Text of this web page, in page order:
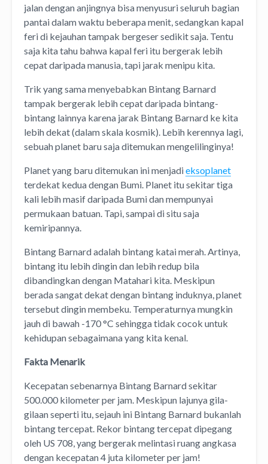
jalan dengan anjingnya bisa menyusuri seluruh bagian
pantai dalam waktu beberapa menit, sedangkan kapal
feri di kejauhan tampak bergeser sedikit saja. Tentu
saja kita tahu bahwa kapal feri itu bergerak lebih
cepat daripada manusia, tapi jarak menipu kita.
Trik yang sama menyebabkan Bintang Barnard
tampak bergerak lebih cepat daripada bintang-
bintang lainnya karena jarak Bintang Barnard ke kita
lebih dekat (dalam skala kosmik). Lebih kerennya lagi,
sebuah planet baru saja ditemukan mengelilinginya!
Planet yang baru ditemukan ini menjadieksoplanet
terdekat kedua dengan Bumi. Planet itu sekitar tiga
kali lebih masif daripada Bumi dan mempunyai
permukaan batuan. Tapi, sampai di situ saja
kemiripannya.
Bintang Barnard adalah bintang katai merah. Artinya,
bintang itu lebih dingin dan lebih redup bila
dibandingkan dengan Matahari kita. Meskipun
berada sangat dekat dengan bintang induknya, planet
tersebut dingin membeku. Temperaturnya mungkin
jauh di bawah -170 °C sehingga tidak cocok untuk
kehidupan sebagaimana yang kita kenal.
Fakta Menarik
Kecepatan sebenarnya Bintang Barnard sekitar
500.000 kilometer per jam. Meskipun lajunya gila-
gilaan seperti itu, sejauh ini Bintang Barnard bukanlah
bintang tercepat. Rekor bintang tercepat dipegang
oleh US 708, yang bergerak melintasi ruang angkasa
dengan kecepatan 4 juta kilometer per jam!